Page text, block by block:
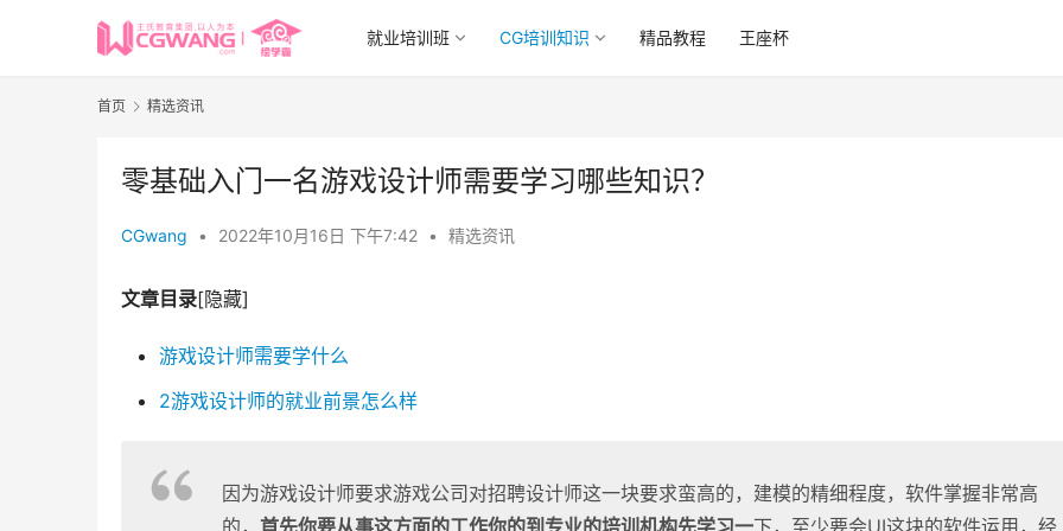
就业培训班 CG培训知识 精品教程 王座杯
首页 精选资讯
零基础入门一名游戏设计师需要学习哪些知识？
CGwang • 2022年10月16日 下午7:42 • 精选资讯
文章目录[隐藏]
游戏设计师需要学什么
2游戏设计师的就业前景怎么样
因为游戏设计师要求游戏公司对招聘设计师这一块要求蛮高的，建模的精细程度，软件掌握非常高